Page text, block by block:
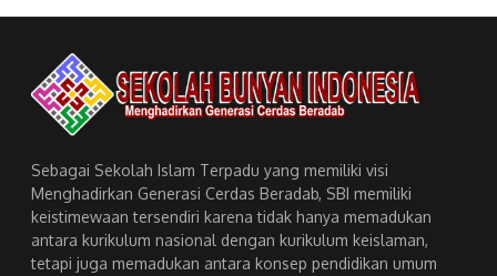
Sebagai Sekolah Islam Terpadu yang memiliki visi
Menghadirkan Generasi Cerdas Beradab, SBI memiliki
keistimewaan tersendiri karena tidak hanya memadukan
antara kurikulum nasional dengan kurikulum keislaman,
tetapi juga memadukan antara konsep pendidikan umum